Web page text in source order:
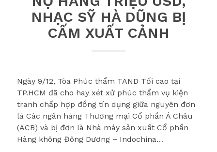
NHẠC SỸ HÀ DŨNG BỊ
CẤM XUẤT CẢNH
Ngày 9/12, Tòa Phúc thẩm TAND Tối cao tại
TP.HCM đã cho hay xét xử phúc thẩm vụ kiện
tranh chấp hợp đồng tín dụng giữa nguyên đơn
là Các ngân hàng Thương mại Cổ phần Á Châu
(ACB) và bị đơn là Nhà máy sản xuất Cổ phần
Hàng không Đông Dương – Indochina…